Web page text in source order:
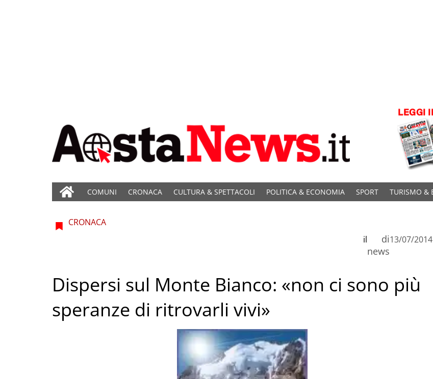
COMUNI CRONACA CULTURA & SPETTACOLI POLITICA & ECONOMIA SPORT TURISMO &
CRONACA
di
news
il 13/07/2014
Dispersi sul Monte Bianco: «non ci sono più
speranze di ritrovarli vivi»